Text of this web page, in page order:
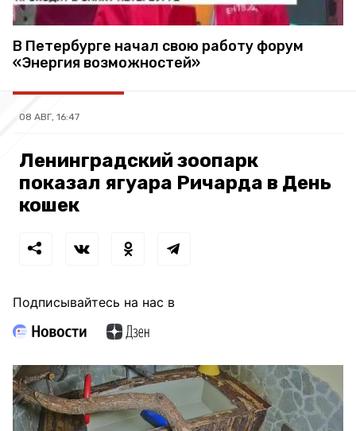
В Петербурге начал свою работу форум
«Энергия возможностей»
08 АВГ, 16:47
Ленинградский зоопарк
показал ягуара Ричарда в День
кошек
Подписывайтесь на нас в